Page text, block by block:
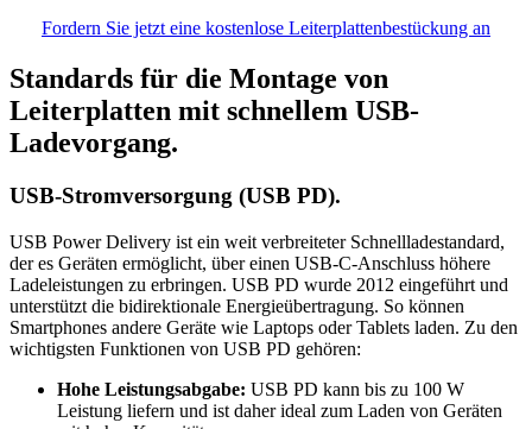
Fordern Sie jetzt eine kostenlose Leiterplattenbestückung an
Standards für die Montage von
Leiterplatten mit schnellem USB-
Ladevorgang.
USB-Stromversorgung (USB PD).
USB Power Delivery ist ein weit verbreiteter Schnellladestandard,
der es Geräten ermöglicht, über einen USB-C-Anschluss höhere
Ladeleistungen zu erbringen. USB PD wurde 2012 eingeführt und
unterstützt die bidirektionale Energieübertragung. So können
Smartphones andere Geräte wie Laptops oder Tablets laden. Zu den
wichtigsten Funktionen von USB PD gehören:
Hohe Leistungsabgabe: USB PD kann bis zu 100 W
Leistung liefern und ist daher ideal zum Laden von Geräten